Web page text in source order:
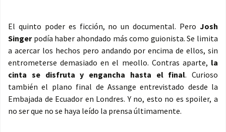
El quinto poder es ficción, no un documental. Pero Josh
Singer podía haber ahondado más como guionista. Se limita
a acercar los hechos pero andando por encima de ellos, sin
entrometerse demasiado en el meollo. Contras aparte, la
cinta se disfruta y engancha hasta el final. Curioso
también el plano final de Assange entrevistado desde la
Embajada de Ecuador en Londres. Y no, esto no es spoiler, a
no ser que no se haya leído la prensa últimamente.